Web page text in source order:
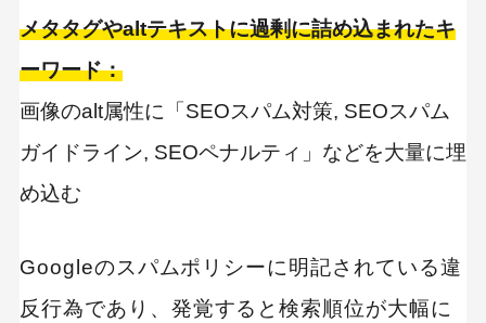
メタタグやaltテキストに過剰に詰め込まれたキ
ーワード：
画像のalt属性に「SEOスパム対策, SEOスパム
ガイドライン, SEOペナルティ」などを大量に埋
め込む
Googleのスパムポリシーに明記されている違
反行為であり、発覚すると検索順位が大幅に